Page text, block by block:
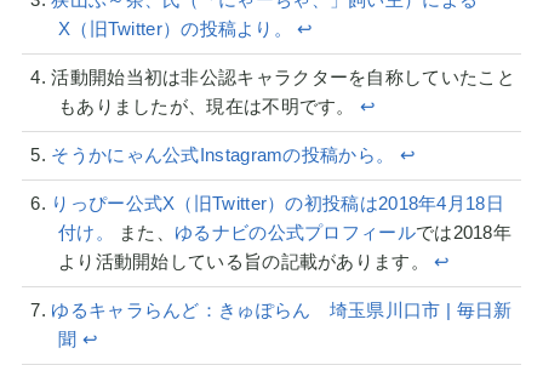
X（旧Twitter）の投稿より。
↩︎
活動開始当初は非公認キャラクターを自称していたこと
もありましたが、現在は不明です。↩︎
そうかにゃん公式Instagramの投稿から。 ↩︎
りっぴー公式X（旧Twitter）の初投稿は2018年4月18日
付け。
また、 ゆるナビの公式プロフィールでは2018年
より活動開始している旨の記載があります。↩︎
ゆるキャラらんど：きゅぽらん 埼玉県川口市 | 毎日新
聞 ↩︎